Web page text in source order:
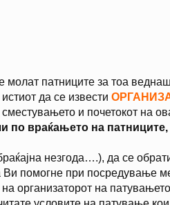
молат патниците за тоа
да се извести
и почетокот на
по враќањето на
незгода….), да се
помогне при посредување
на организаторот на